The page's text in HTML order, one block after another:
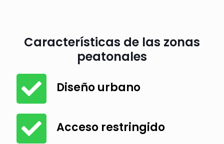
Características de las zonas
peatonales
Diseño urbano
Acceso restringido